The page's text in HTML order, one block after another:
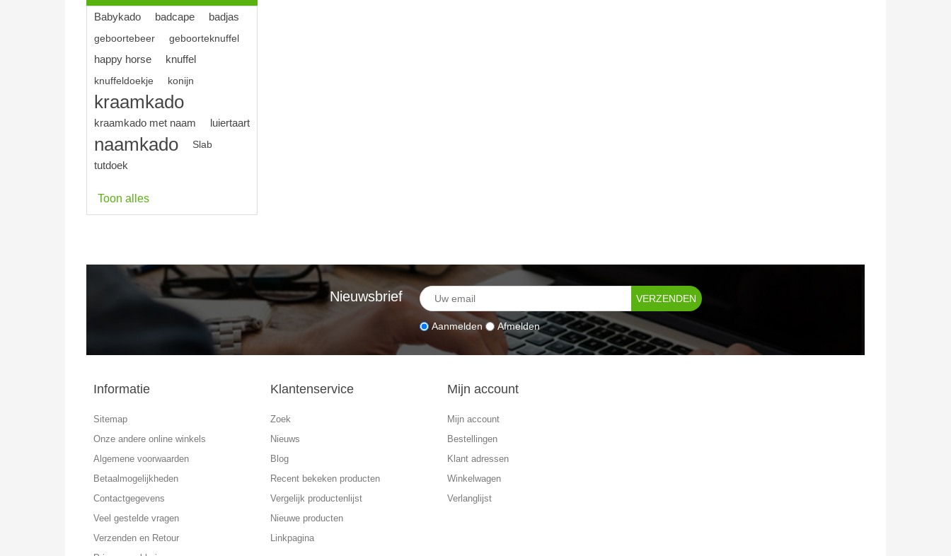
Babykado badcape badjas
geboortebeer geboorteknuffel
happy horse knuffel
knuffeldoekje konijn
kraamkado
kraamkado met naam luiertaart
naamkado Slab
tutdoek
Toon alles
Nieuwsbrief
Aanmelden Afmelden
Informatie
Sitemap
Onze andere online winkels
Algemene voorwaarden
Betaalmogelijkheden
Contactgegevens
Veel gestelde vragen
Verzenden en Retour
Klantenservice
Zoek
Nieuws
Blog
Recent bekeken producten
Vergelijk productenlijst
Nieuwe producten
Linkpagina
Mijn account
Mijn account
Bestellingen
Klant adressen
Winkelwagen
Verlanglijst